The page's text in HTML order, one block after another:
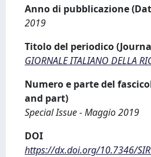
Anno di pubblicazione
2019
Titolo del periodico
GIORNALE ITALIANO DELLA
Numero e parte del
and part)
Special Issue - Maggio 2019
DOI
https://dx.doi.org/10.7346/